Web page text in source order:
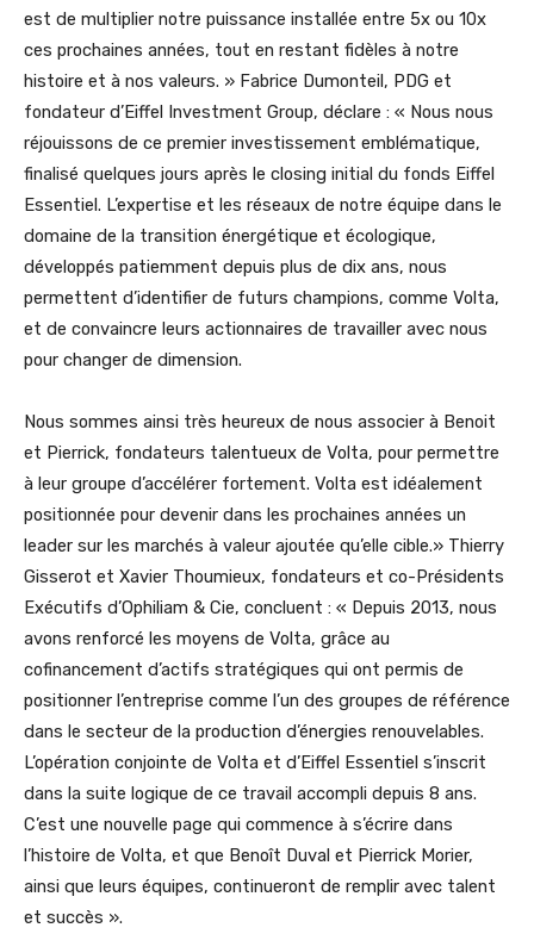
est de multiplier notre puissance installée entre 5x ou 10x
ces prochaines années, tout en restant fidèles à notre
histoire et à nos valeurs. » Fabrice Dumonteil, PDG et
fondateur d’Eiffel Investment Group, déclare : « Nous nous
réjouissons de ce premier investissement emblématique,
finalisé quelques jours après le closing initial du fonds Eiffel
Essentiel. L’expertise et les réseaux de notre équipe dans le
domaine de la transition énergétique et écologique,
développés patiemment depuis plus de dix ans, nous
permettent d’identifier de futurs champions, comme Volta,
et de convaincre leurs actionnaires de travailler avec nous
pour changer de dimension.
Nous sommes ainsi très heureux de nous associer à Benoit
et Pierrick, fondateurs talentueux de Volta, pour permettre
à leur groupe d’accélérer fortement. Volta est idéalement
positionnée pour devenir dans les prochaines années un
leader sur les marchés à valeur ajoutée qu’elle cible.» Thierry
Gisserot et Xavier Thoumieux, fondateurs et co-Présidents
Exécutifs d’Ophiliam & Cie, concluent : « Depuis 2013, nous
avons renforcé les moyens de Volta, grâce au
cofinancement d’actifs stratégiques qui ont permis de
positionner l’entreprise comme l’un des groupes de référence
dans le secteur de la production d’énergies renouvelables.
L’opération conjointe de Volta et d’Eiffel Essentiel s’inscrit
dans la suite logique de ce travail accompli depuis 8 ans.
C’est une nouvelle page qui commence à s’écrire dans
l’histoire de Volta, et que Benoît Duval et Pierrick Morier,
ainsi que leurs équipes, continueront de remplir avec talent
et succès ».